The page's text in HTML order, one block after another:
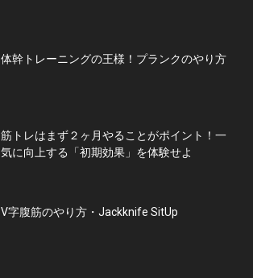
体幹トレーニングの王様！プランクのやり方
筋トレはまず２ヶ月やることがポイント！一
気に向上する「初期効果」を体験せよ
V字腹筋のやり方・Jackknife SitUp